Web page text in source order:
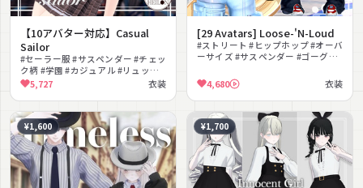
【10アバター対応】Casual
Sailor
#セーラー服 #サスペンダー #チェッ
ク柄 #学園 #カジュアル #リュック
#MA対応 #lilToon対応 #PhysBone
対応 #制服
5,727 衣装
[29 Avatars] Loose-'N-Loud
#ストリート #ヒップホップ #オーバ
ーサイズ #サスペンダー #ゴーグル
#PhysBone対応 #ボーイッシュ
4,680 衣装
¥1,600 ¥1,700